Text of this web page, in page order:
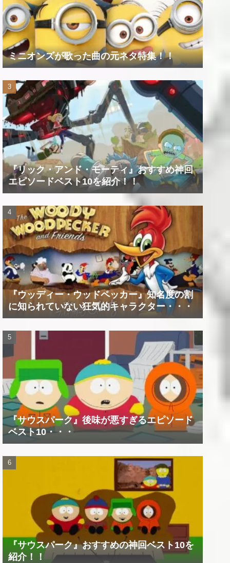
ミニオンズが歌った曲の元ネタ特集！！
『リック・アンド・モーティ』おすすめ神回
エピソードベスト10を紹介！！
『ウッディー・ウッドペッカー』知名度の割
に知られていない狂気的キャラクター・・・
『サウスパーク』後味が悪すぎるエピソード
ベスト10・・・
『サウスパーク』おすすめの神回ベスト10を
紹介！！